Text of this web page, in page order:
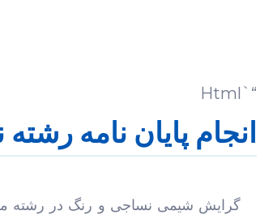
“`html
انجام پایان نامه
گرایش شیمی نساجی و رنگ در رشته